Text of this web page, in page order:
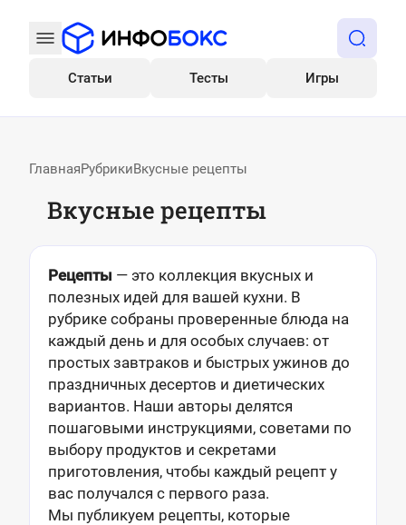
Статьи Тесты Игры
ГлавнаяРубрикиВкусные рецепты
Вкусные рецепты
Рецепты — это коллекция вкусных и
полезных идей для вашей кухни. В
рубрике собраны проверенные блюда на
каждый день и для особых случаев: от
простых завтраков и быстрых ужинов до
праздничных десертов и диетических
вариантов. Наши авторы делятся
пошаговыми инструкциями, советами по
выбору продуктов и секретами
приготовления, чтобы каждый рецепт у
вас получался с первого раза.
Мы публикуем рецепты, которые